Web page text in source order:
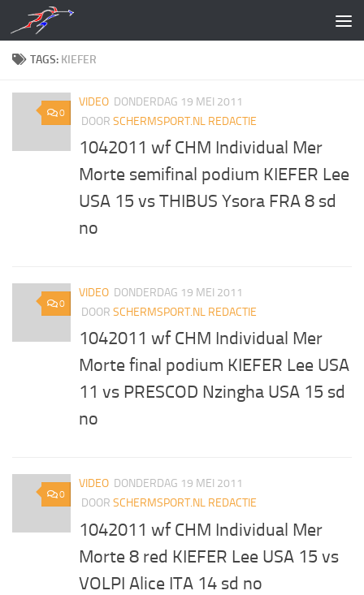
Doorgaan naar inhoud
TAGS: KIEFER
0
VIDEO DONDERDAG 19 MEI 2011
DOOR SCHERMSPORT.NL REDACTIE
1042011 wf CHM Individual Mer
Morte semifinal podium KIEFER Lee
USA 15 vs THIBUS Ysora FRA 8 sd
no
0
VIDEO DONDERDAG 19 MEI 2011
DOOR SCHERMSPORT.NL REDACTIE
1042011 wf CHM Individual Mer
Morte final podium KIEFER Lee USA
11 vs PRESCOD Nzingha USA 15 sd
no
0
VIDEO DONDERDAG 19 MEI 2011
DOOR SCHERMSPORT.NL REDACTIE
1042011 wf CHM Individual Mer
Morte 8 red KIEFER Lee USA 15 vs
VOLPI Alice ITA 14 sd no